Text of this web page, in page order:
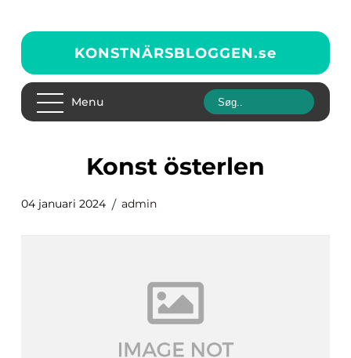
KONSTNÄRSBLOGGEN.se
Menu
konst österlen
04 januari 2024 admin